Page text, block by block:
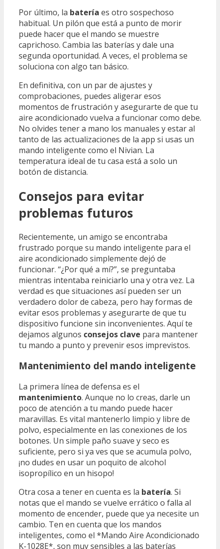
Por último, la batería es otro sospechoso
habitual. Un pilón que está a punto de morir
puede hacer que el mando se muestre
caprichoso. Cambia las baterías y dale una
segunda oportunidad. A veces, el problema se
soluciona con algo tan básico.
En definitiva, con un par de ajustes y
comprobaciones, puedes aligerar esos
momentos de frustración y asegurarte de que tu
aire acondicionado vuelva a funcionar como debe.
No olvides tener a mano los manuales y estar al
tanto de las actualizaciones de la app si usas un
mando inteligente como el Nivian. La
temperatura ideal de tu casa está a solo un
botón de distancia.
Consejos para evitar
problemas futuros
Recientemente, un amigo se encontraba
frustrado porque su mando inteligente para el
aire acondicionado simplemente dejó de
funcionar. “¿Por qué a mí?”, se preguntaba
mientras intentaba reiniciarlo una y otra vez. La
verdad es que situaciones así pueden ser un
verdadero dolor de cabeza, pero hay formas de
evitar esos problemas y asegurarte de que tu
dispositivo funcione sin inconvenientes. Aquí te
dejamos algunos consejos clave para mantener
tu mando a punto y prevenir esos imprevistos.
Mantenimiento del mando inteligente
La primera línea de defensa es el
mantenimiento. Aunque no lo creas, darle un
poco de atención a tu mando puede hacer
maravillas. Es vital mantenerlo limpio y libre de
polvo, especialmente en las conexiones de los
botones. Un simple paño suave y seco es
suficiente, pero si ya ves que se acumula polvo,
¡no dudes en usar un poquito de alcohol
isopropílico en un hisopo!
Otra cosa a tener en cuenta es la batería. Si
notas que el mando se vuelve errático o falla al
momento de encender, puede que ya necesite un
cambio. Ten en cuenta que los mandos
inteligentes, como el *Mando Aire Acondicionado
K-1028E*, son muy sensibles a las baterías